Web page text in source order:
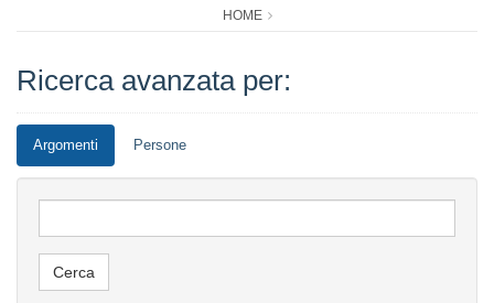
HOME
Ricerca avanzata per:
Argomenti Persone